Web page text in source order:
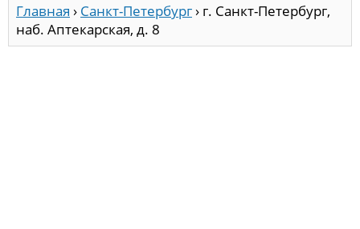
Главная › Санкт-Петербург› г. Санкт-Петербург,
наб. Аптекарская, д. 8